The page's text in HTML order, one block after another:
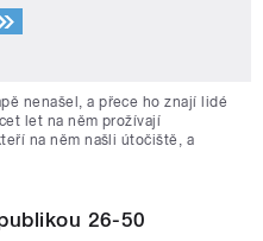
nenašel, a přece ho znají lidé
let na něm prožívají
na něm našli útočiště, a
26-50